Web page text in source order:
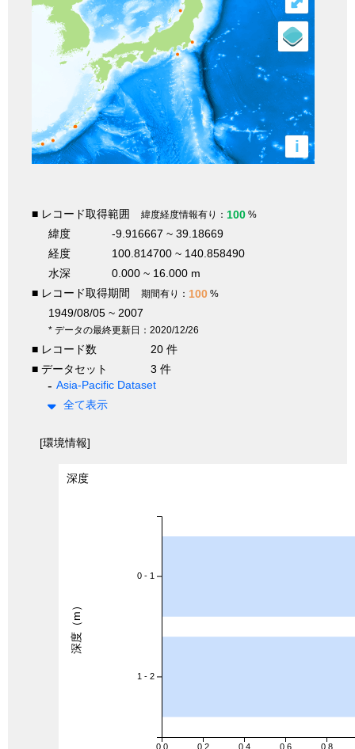
i
■ レコード取得範囲 緯度経度情報有り： 100 %
緯度
-9.916667 ~ 39.18669
経度
100.814700 ~ 140.858490
水深
0.000 ~ 16.000 m
■ レコード取得期間
期間有り： 100 %
1949/08/05 ~ 2007
* データの最終更新日：2020/12/26
■ レコード数
20 件
■ データセット
3 件
Asia-Pacific Dataset
全て表示
[環境情報]
深度
0 - 1
1 - 2
深度（m）